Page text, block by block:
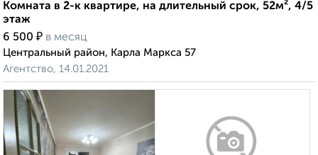
Комната в 2-к квартире, на длительный срок, 52м², 4/5
этаж
6 500 ₽ в месяц
Центральный район, Карла Маркса 57
Агентство, 14.01.2021